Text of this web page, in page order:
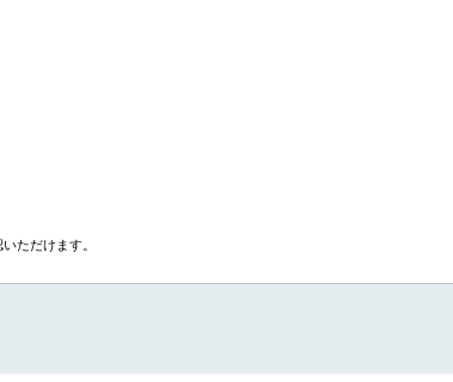
ただけます。